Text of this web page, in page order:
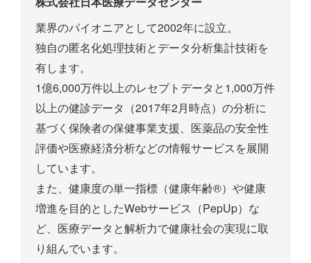
業界のパイオニアとして2002年に設立。
独自の匿名化処理技術とデータ分析集計技術を
有します。
1億6,000万件以上のレセプトデータと1,000万件
以上の健診データ（2017年2月時点）の分析に
基づく保険者の保健事業支援、医薬品の安全性
評価や医療経済分析などの情報サービスを展開
しています。
また、健康度の単一指標（健康年齢®）や健康
増進を目的としたWebサービス（PepUp）な
ど、医療データと解析力で健康社会の実現に取
り組んでいます。